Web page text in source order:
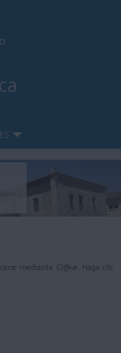
ES
mediante Cl@ve. Haga clic